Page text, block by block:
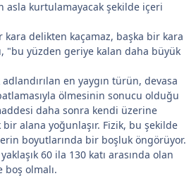
kurtulamayacak şekilde içeri
delikten kaçamaz, başka bir kara
"bu yüzden geriye kalan daha büyük
en yaygın türün, devasa
ölmesinin sonucu olduğu
daha sonra kendi üzerine
alana yoğunlaşır. Fizik, bu şekilde
boyutlarında bir boşluk öngörüyor.
60 ila 130 katı arasında olan
olmalı.